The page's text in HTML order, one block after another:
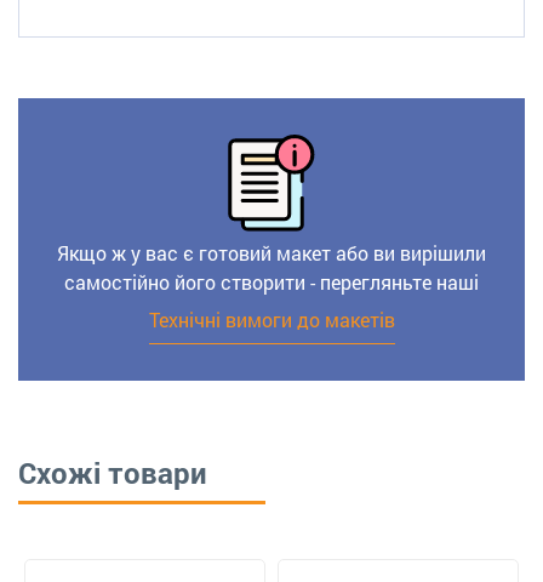
Якщо ж у вас є готовий макет або ви вирішили
самостійно його створити - перегляньте наші
Технічні вимоги до макетів
Схожі товари